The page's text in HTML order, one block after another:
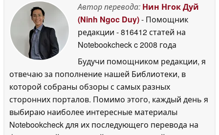
Автор перевода: Нин Нгок Дуй
(Ninh Ngoc Duy)- Помощник
редакции - 816412 статей на
Notebookcheckc 2008 года
Будучи помощником редакции, я
отвечаю за пополнение нашей Библиотеки, в
которой собраны обзоры с самых разных
сторонних порталов. Помимо этого, каждый день я
выбираю наиболее интересные материалы
Notebookcheck для их последующего перевода на